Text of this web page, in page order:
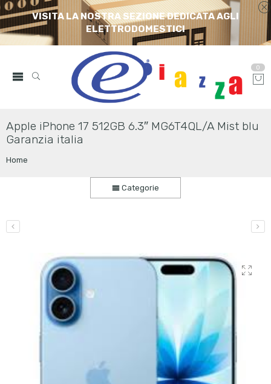
VISITA LA NOSTRA SEZIONE DEDICATA AGLI
ELETTRODOMESTICI
0
Apple iPhone 17 512GB 6.3″ MG6T4QL/A Mist blu
Garanzia italia
Home
Categorie